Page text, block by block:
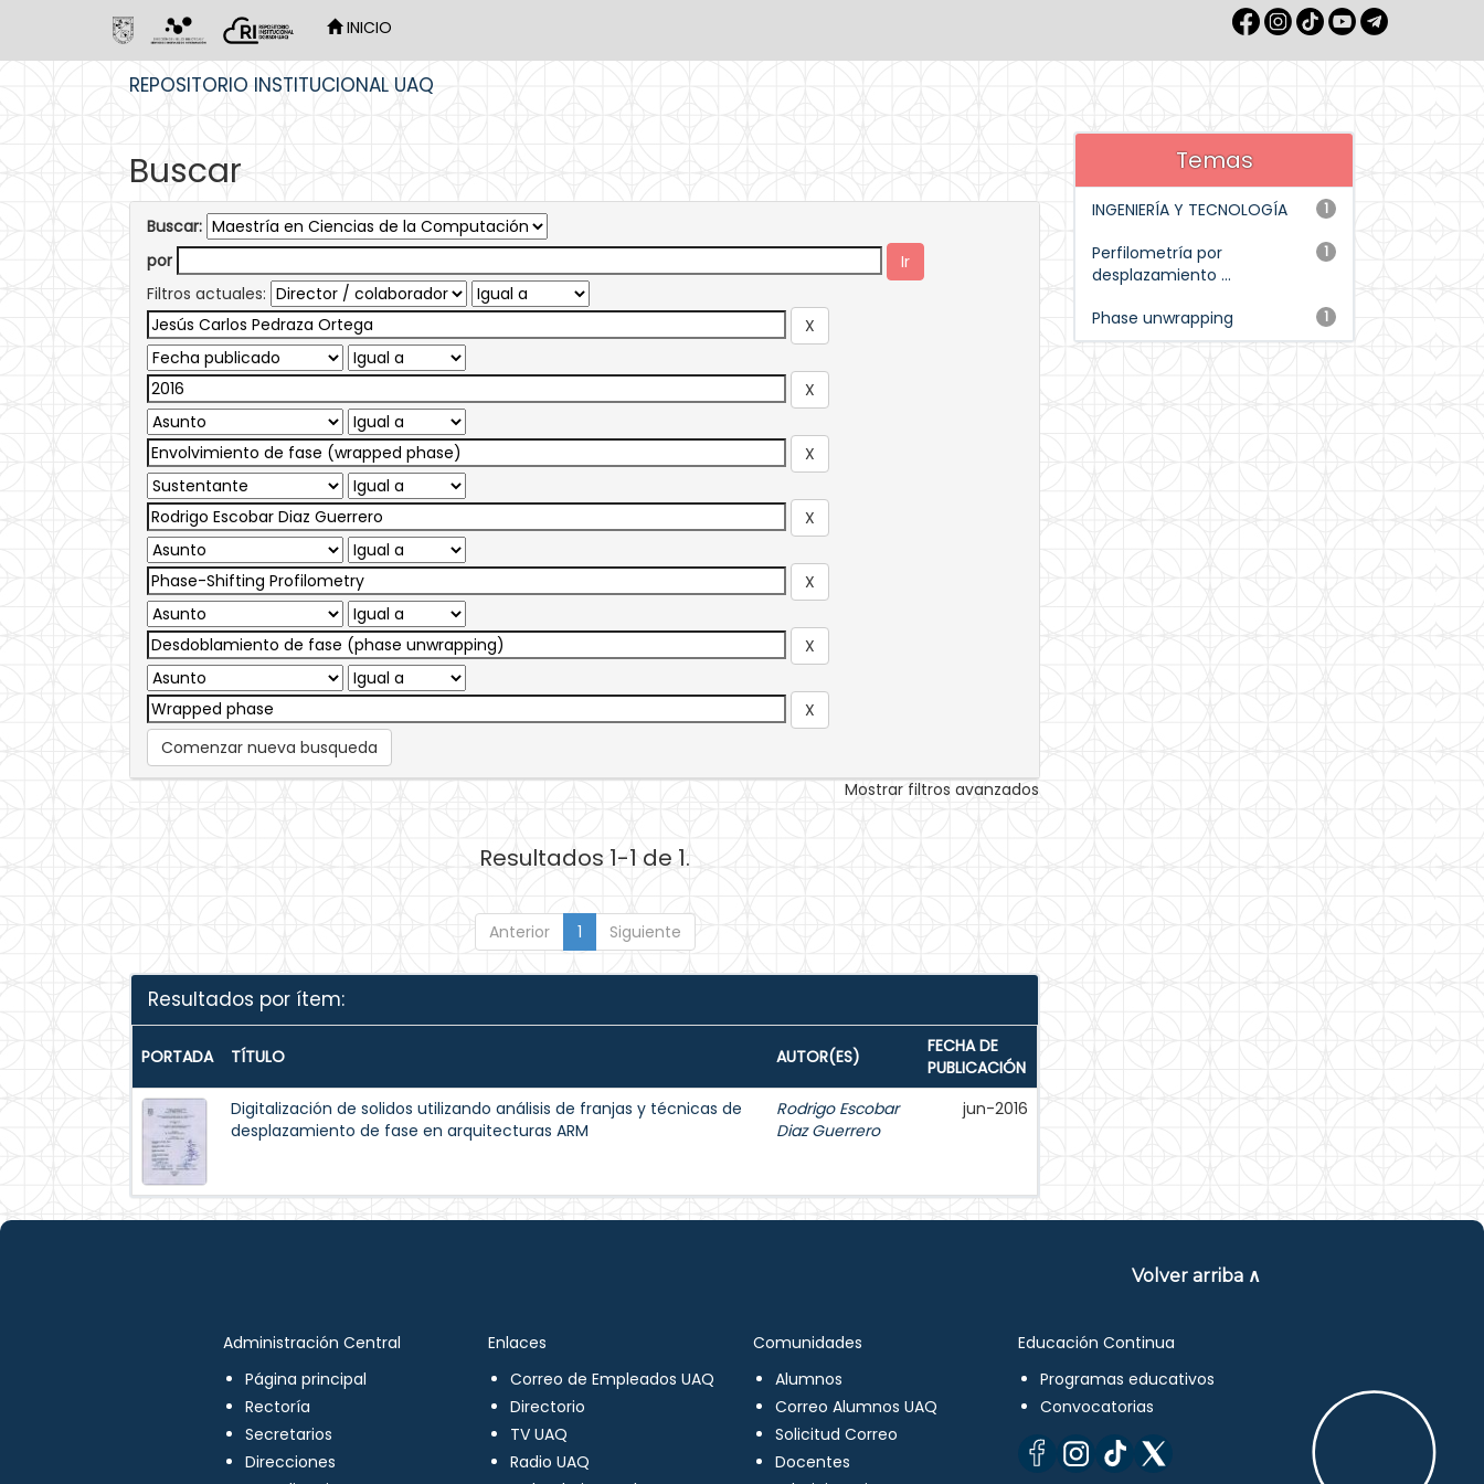
INICIO
REPOSITORIO INSTITUCIONAL UAQ
Buscar
Buscar:
por
Filtros actuales:
Comenzar nueva busqueda
Mostrar filtros avanzados
Resultados 1-1 de 1.
Anterior 1 Siguiente
Resultados por ítem:
PORTADA TÍTULO AUTOR(ES)
FECHA DE
PUBLICACIÓN
Digitalización de solidos utilizando análisis de franjas y técnicas de
desplazamiento de fase en arquitecturas ARM
Rodrigo Escobar
Diaz Guerrero
jun-2016
Temas
1
INGENIERÍA Y TECNOLOGÍA
1
Perfilometría por
desplazamiento ...
1
Phase unwrapping
Volver arriba ∧
Administración Central
Página principal
Rectoría
Secretarios
Direcciones
Enlaces
Correo de Empleados UAQ
Directorio
TV UAQ
Radio UAQ
Comunidades
Alumnos
Correo Alumnos UAQ
Solicitud Correo
Docentes
Educación Continua
Programas educativos
Convocatorias